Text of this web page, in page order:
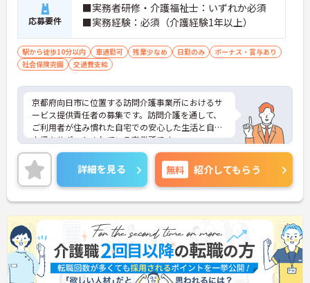
応募要件
■実務者研修・介護福祉士：いずれか必須
■実務経験：必須（介護経験1年以上）
駅から徒歩10分以内 車通勤可 残業少なめ 日勤のみ
ボーナス・賞与あり
社会保険完備
交通費支給
京都府向日市に位置する訪問介護事業所におけるサ
ービス提供責任者の募集です。訪問介護を通して、
ご利用者が住み慣れた自宅での安心した生活と自立
支援をサポートされている事業所です。
残業は月平均5時間程度です。ワークライフバランス
を保ちながらご勤務いただけます。
ご興味のある方には、面接対策ポイントなど、さら
に詳細をご案内しますのでお気軽にご相談くださ
い！
詳細を見る 無料 紹介してもらう